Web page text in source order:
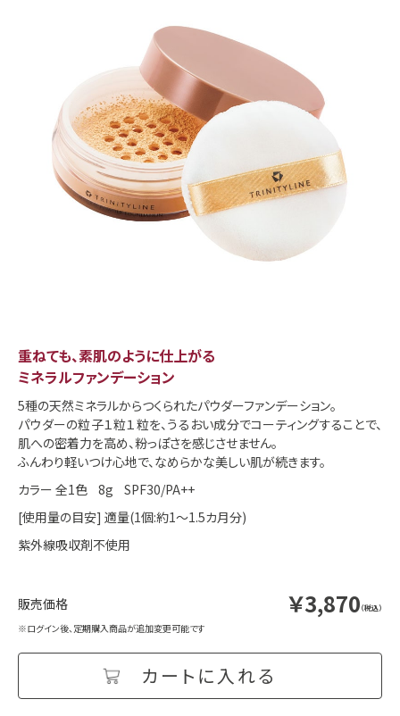
重ねても、素肌のように仕上がる
ミネラルファンデーション
5種の天然ミネラルからつくられたパウダーファンデーション。
パウダーの粒子１粒１粒を、うるおい成分でコーティングすることで、
肌への密着力を高め、粉っぽさを感じさせません。
ふんわり軽いつけ心地で、なめらかな美しい肌が続きます。
カラー 全1色 8g SPF30/PA++
[使用量の目安] 適量(1個:約1～1.5カ月分)
紫外線吸収剤不使用
￥3,870（税込）
※ログイン後、定期購入商品が追加変更可能です